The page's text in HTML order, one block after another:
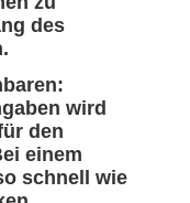
des
wird
den
einem
schnell wie